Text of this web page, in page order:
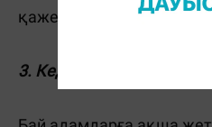
қажеті шамалы.
3. Кедейлердің өз